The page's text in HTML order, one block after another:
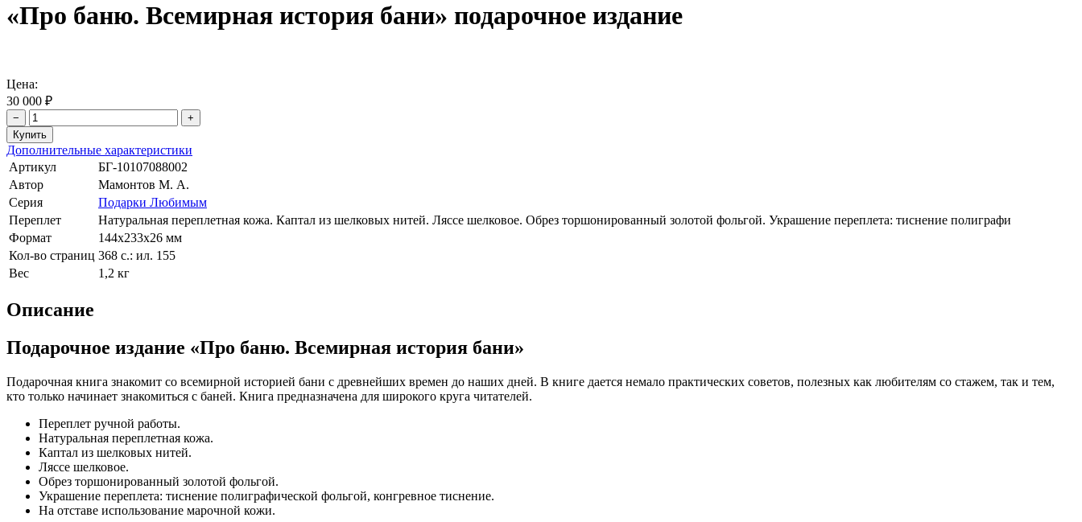
«Про баню. Всемирная история бани» подарочное издание
Цена:
30 000 ₽
− +
Дополнительные характеристики
Артикул
БГ-10107088002
Автор
Мамонтов М. А.
Серия
Подарки Любимым
Переплет
Натуральная переплетная кожа. Каптал из шелковых нитей. Ляссе шелковое. Обрез торшонированный золотой фольгой. Украшение переплета: тиснение полиграфи
Формат
144х233х26 мм
Кол-во страниц 368 с.: ил. 155
Вес
1,2 кг
Описание
Подарочное издание «Про баню. Всемирная история бани»
Подарочная книга знакомит со всемирной историей бани с древнейших времен до наших дней. В книге дается немало практических советов, полезных как любителям со стажем, так и тем,
кто только начинает знакомиться с баней. Книга предназначена для широкого круга читателей.
Переплет ручной работы.
Натуральная переплетная кожа.
Каптал из шелковых нитей.
Ляссе шелковое.
Обрез торшонированный золотой фольгой.
Украшение переплета: тиснение полиграфической фольгой, конгревное тиснение.
На отставе использование марочной кожи.